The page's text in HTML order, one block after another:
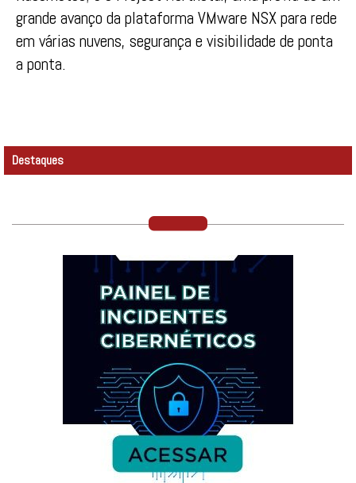
grande avanço da plataforma VMware NSX para rede
em várias nuvens, segurança e visibilidade de ponta
a ponta.
Destaques